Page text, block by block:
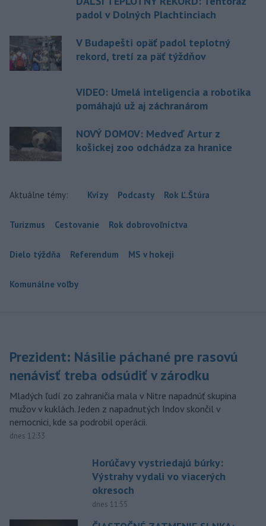
padol v Dolných Plachtinciach
V Budapešti opäť padol teplotný
rekord, tretí za päť týždňov
VIDEO: Umelá inteligencia a robotika
pomáhajú už aj záchranárom
NOVÝ DOMOV: Medveď Artur z
košickej zoo odchádza za hranice
Aktuálne témy: Kvízy Podcasty Rok Ľ.Štúra
Turizmus Cestovanie Rok dobrovoľníctva
Dielo týždňa Referendum MS v hokeji
Komunálne voľby
Prezident: Násilie páchané pre rasovú
nenávisť treba odsúdiť v zárodku
Mladých ľudí zo zahraničia mala v Nitre napadnúť skupina
mužov v kuklách. Jeden z napadnutých Indov skončil v
nemocnici, kde sa podrobil operácii.
dnes 12:33
Horúčavy vystriedajú búrky:
Výstrahy vydali vo viacerých
okresoch
dnes 11:55